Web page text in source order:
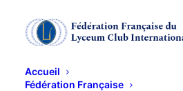
Accueil
Fédération Française